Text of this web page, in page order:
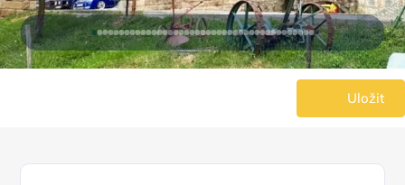
Uložit